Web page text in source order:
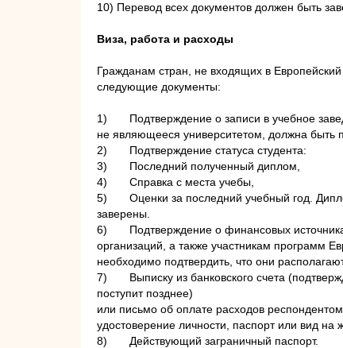
10) Перевод всех документов должен быть
Виза, работа и расходы
Гражданам стран, не входящих в
следующие документы:
1)
Подтверждение о записи в учебное
не являющееся университетом, должна быть
2)
Подтверждение статуса студента:
3)
Последний полученный диплом,
4)
Справка с места учебы,
5)
Оценки за последний учебный год.
заверены.
6)
Подтверждение о финансовых
организаций, а также участникам программ
необходимо подтвердить, что они
7)
Выписку из банковского счета
поступит позднее)
или письмо об оплате расходов
удостоверение личности, паспорт или вид на
8)
Действующий заграничный паспорт.